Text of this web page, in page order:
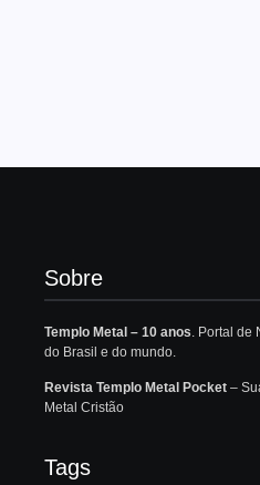
Sobre
Templo Metal – 10 anos. Portal de
do Brasil e do mundo.
Revista Templo Metal Pocket –
Metal Cristão
Tags